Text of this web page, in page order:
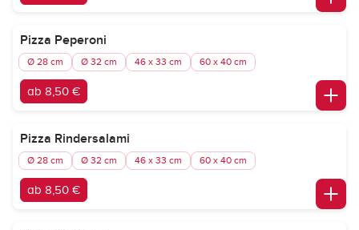
Pizza Peperoni
Ø 28 cm Ø 32 cm 46 x 33 cm 60 x 40 cm
ab 8,50 €
Pizza Rindersalami
Ø 28 cm Ø 32 cm 46 x 33 cm 60 x 40 cm
ab 8,50 €